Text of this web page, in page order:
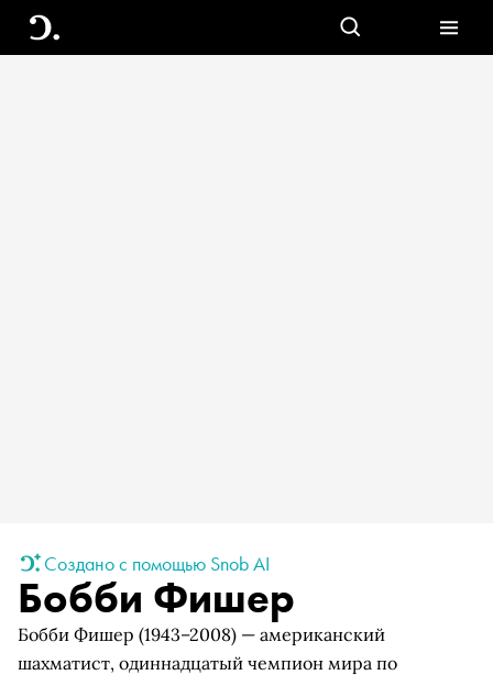
Создано с помощью Snob AI
Бобби Фишер
Бобби Фишер (1943–2008) — американский
шахматист, одиннадцатый чемпион мира по